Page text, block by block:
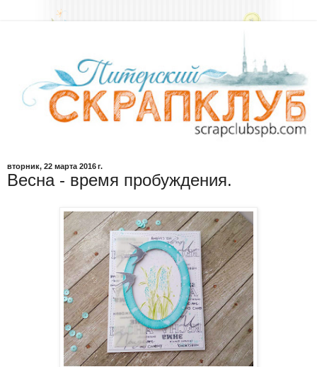
вторник, 22 марта 2016 г.
Весна - время пробуждения.